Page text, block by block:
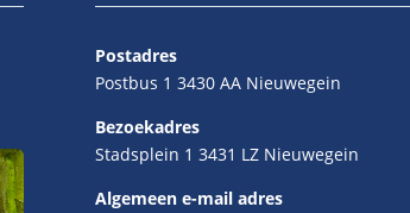
Postadres
Postbus 1 3430 AA Nieuwegein
Bezoekadres
Stadsplein 1 3431 LZ Nieuwegein
Algemeen e-mail adres